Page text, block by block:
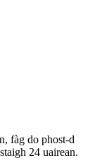
fàg do phost-d
24 uairean.